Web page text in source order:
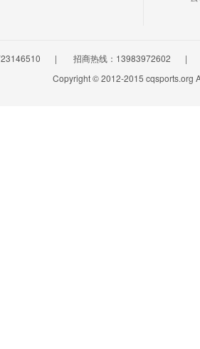
| 招商热线：13983972602
|
Copyright © 2012-2015 cqsports.org